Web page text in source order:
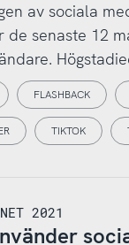
av sociala
de senaste 12
FLASHBACK
TIKTOK
2021